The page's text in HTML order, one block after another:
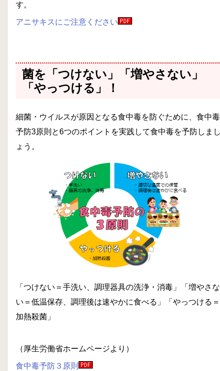
す。
アニサキスにご注意ください
菌を「つけない」「増やさない」
「やっつける」！
細菌・ウイルスが原因となる食中毒を防ぐために、食中毒
予防3原則と6つのポイントを実践して食中毒を予防しま
ょう。
「つけない＝手洗い、調理器具の洗浄・消毒」「増やさな
い＝低温保存、調理後は速やかに食べる」「やっつける＝
加熱殺菌」
（厚生労働省ホームページより）
食中毒予防３原則